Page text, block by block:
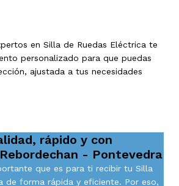
en Silla de Ruedas Eléctrica te
personalizado para que puedas
ajustada a tus necesidades
rápido y con
- Pontevedra
que es para ti recibir tu Silla
de forma rápida y eficiente. Por eso,